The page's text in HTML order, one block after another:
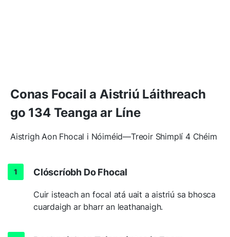
Conas Focail a Aistriú Láithreach
go 134 Teanga ar Líne
Aistrigh Aon Fhocal i Nóiméid—Treoir Shimplí 4 Chéim
Clóscríobh Do Fhocal
Cuir isteach an focal atá uait a aistriú sa bhosca
cuardaigh ar bharr an leathanaigh.